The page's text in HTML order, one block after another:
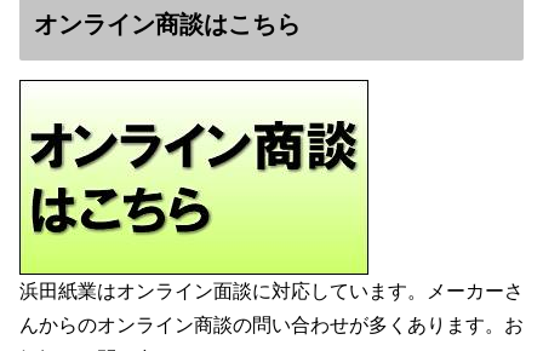
オンライン商談はこちら
浜田紙業はオンライン面談に対応しています。メーカーさ
んからのオンライン商談の問い合わせが多くあります。お